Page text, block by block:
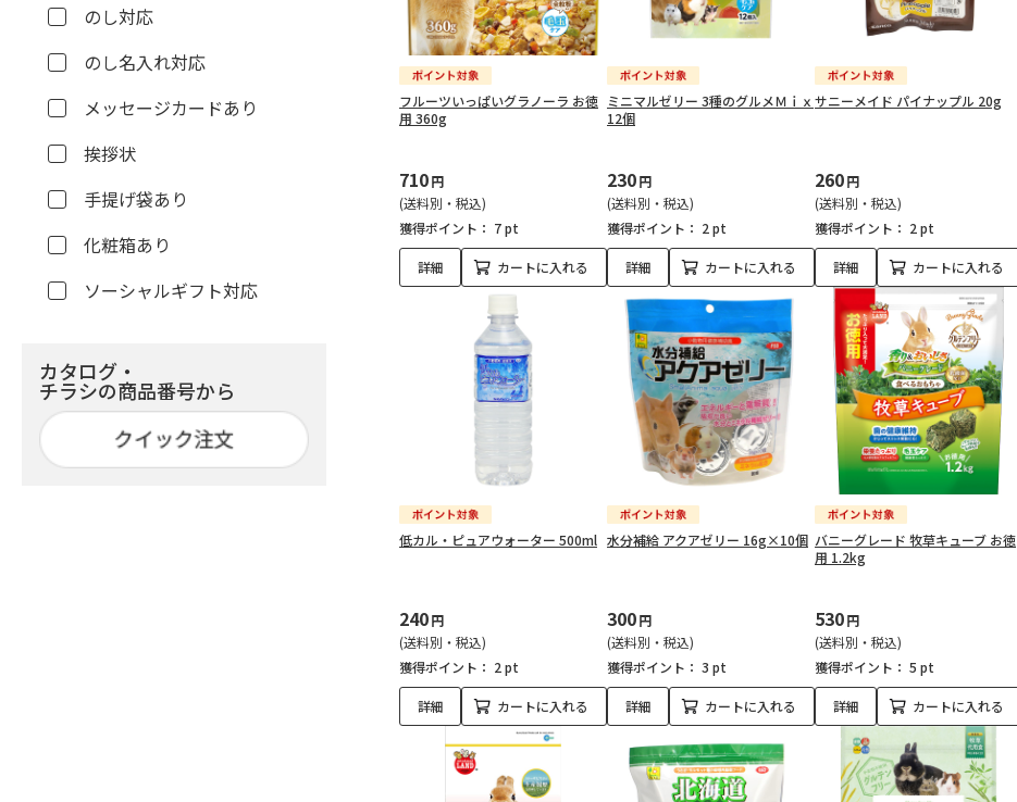
フルーツいっぱいグラノーラ お徳
用 360g
710円
(送料別・税込)
獲得ポイント： 7 pt
詳細 カートに入れる
ミニマルゼリー 3種のグルメＭｉｘ
12個
230円
(送料別・税込)
獲得ポイント： 2 pt
詳細 カートに入れる
サニーメイド パイナップル 20g
260円
(送料別・税込)
獲得ポイント： 2 pt
詳細 カートに入れる
低カル・ピュアウォーター 500ml
240円
(送料別・税込)
獲得ポイント： 2 pt
詳細 カートに入れる
水分補給 アクアゼリー 16g×10個
300円
(送料別・税込)
獲得ポイント： 3 pt
詳細 カートに入れる
バニーグレード 牧草キューブ お徳
用 1.2kg
530円
(送料別・税込)
獲得ポイント： 5 pt
詳細 カートに入れる
のし対応
のし名入れ対応
メッセージカードあり
挨拶状
手提げ袋あり
化粧箱あり
ソーシャルギフト対応
カタログ・
チラシの商品番号から